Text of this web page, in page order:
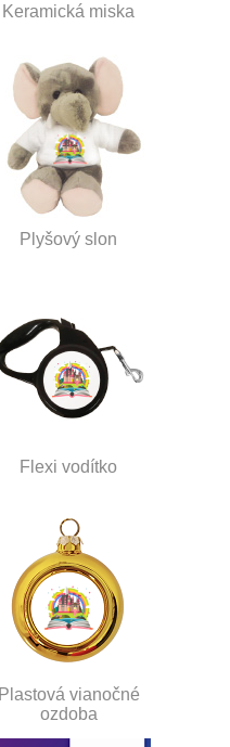
Keramická miska
Plyšový slon
Flexi vodítko
Plastová vianočné
ozdoba